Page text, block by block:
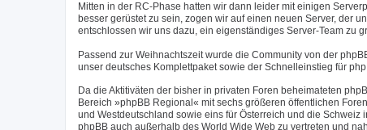
Mitten in der RC-Phase hatten wir dann leider mit einigen
besser gerüstet zu sein, zogen wir auf einen neuen Server, der
entschlossen wir uns dazu, ein eigenständiges Server-Team zu
Passend zur Weihnachtszeit wurde die Community von der
unser deutsches Komplettpaket sowie der Schnelleinstieg für
Da die Aktitiväten der bisher in privaten Foren beheimateten
Bereich »phpBB Regional« mit sechs größeren öffentlichen
und Westdeutschland sowie eins für Österreich und die
phpBB auch außerhalb des World Wide Web zu vertreten und